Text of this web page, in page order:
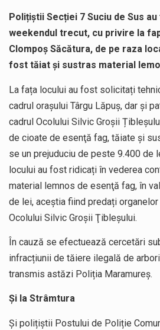
Polițiștii Secției 7 Suciu de Sus
weekendul trecut, cu privire la
Clompoș Săcătura, de pe raza
fost tăiat și sustras material
La fața locului au fost solicitați
cadrul oraşului Târgu Lăpuş, dar şi
cadrul Ocolului Silvic Groșii
de cioate de esenţă fag, tăiate şi
se un prejuduciu de peste 9.400 de
locului au fost ridicați în vederea
material lemnos de esenţă fag, în
de lei, aceștia fiind predați
Ocolului Silvic Groşii Ţibleşului.
În cauză se efectuează cercetări
infracțiunii de tăiere ilegală de
transmis astăzi Poliția Maramureș.
Și la Strâmtura
Și polițiștii Postului de Poliție